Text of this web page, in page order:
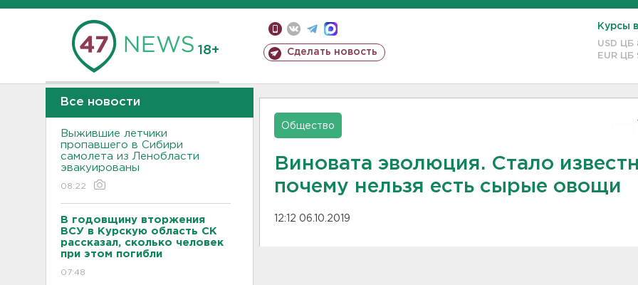
18+ Сделать новость
Курсы
USD ЦБ
EUR ЦБ
Все новости
Выжившие летчики
пропавшего в Сибири
самолета из Ленобласти
эвакуированы
08:22
В годовщину вторжения
ВСУ в Курскую область СК
рассказал, сколько человек
при этом погибли
07:48
Общество
Виновата эволюция. Стало
почему нельзя есть сырые овощи
12:12 06.10.2019